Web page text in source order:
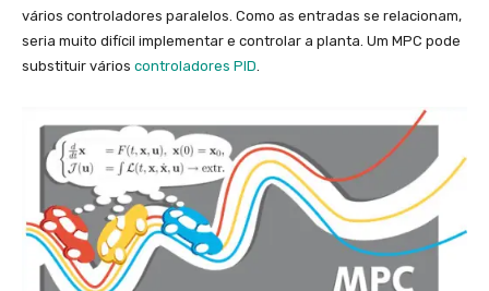
vários controladores paralelos. Como as entradas se relacionam,
seria muito difícil implementar e controlar a planta. Um MPC pode
substituir vários controladores PID